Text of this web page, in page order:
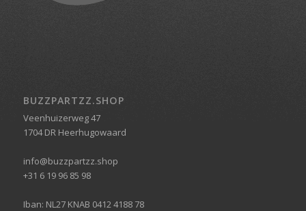
BUZZPARTZZ.SHOP
Veenhuizerweg 47
1704 DR Heerhugowaard
info@buzzpartzz.shop
+31 6 19 96 85 98
Iban: NL27 KNAB 0412 4188 78